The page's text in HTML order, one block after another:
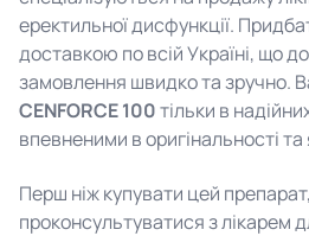
еректильної дисфункції.
доставкою по всій Україні, що
замовлення швидко та зручно.
CENFORCE 100тільки в
впевненими в оригінальності та
Перш ніж купувати цей
проконсультуватися з лікарем